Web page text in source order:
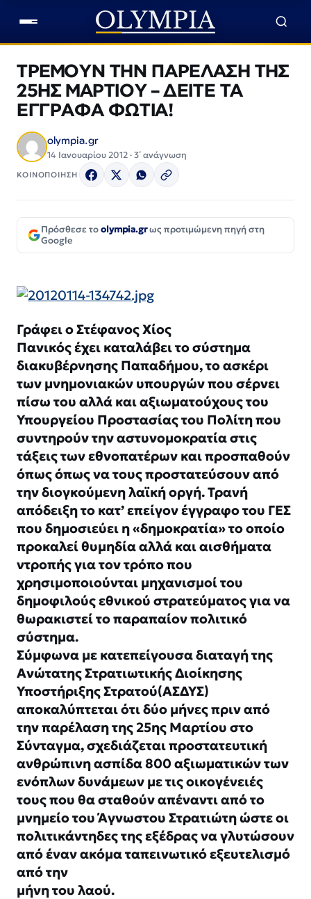
ΤΡΕΜΟΥΝ ΤΗΝ ΠΑΡΕΛΑΣΗ ΤΗΣ
25ΗΣ ΜΑΡΤΙΟΥ – ΔΕΙΤΕ ΤΑ
ΕΓΓΡΑΦΑ ΦΩΤΙΑ!
olympia.gr
14 Ιανουαρίου 2012 · 3΄ ανάγνωση
ΚΟΙΝΟΠΟΙΗΣΗ
Πρόσθεσε τοolympia.grως προτιμώμενη πηγή στη
Google
Γράφει ο Στέφανος Χίος
Πανικός έχει καταλάβει το σύστημα
διακυβέρνησης Παπαδήμου, το ασκέρι
των μνημονιακών υπουργών που σέρνει
πίσω του αλλά και αξιωματούχους του
Υπουργείου Προστασίας του Πολίτη που
συντηρούν την αστυνομοκρατία στις
τάξεις των εθνοπατέρων και προσπαθούν
όπως όπως να τους προστατεύσουν από
την διογκούμενη λαϊκή οργή. Τρανή
απόδειξη το κατ’ επείγον έγγραφο του ΓΕΣ
που δημοσιεύει η «δημοκρατία» το οποίο
προκαλεί θυμηδία αλλά και αισθήματα
ντροπής για τον τρόπο που
χρησιμοποιούνται μηχανισμοί του
δημοφιλούς εθνικού στρατεύματος για να
θωρακιστεί το παραπαίον πολιτικό
σύστημα.
Σύμφωνα με κατεπείγουσα διαταγή της
Ανώτατης Στρατιωτικής Διοίκησης
Υποστήριξης Στρατού(ΑΣΔΥΣ)
αποκαλύπτεται ότι δύο μήνες πριν από
την παρέλαση της 25ης Μαρτίου στο
Σύνταγμα, σχεδιάζεται προστατευτική
ανθρώπινη ασπίδα 800 αξιωματικών των
ενόπλων δυνάμεων με τις οικογένειές
τους που θα σταθούν απέναντι από το
μνημείο του Άγνωστου Στρατιώτη ώστε οι
πολιτικάντηδες της εξέδρας να γλυτώσουν
από έναν ακόμα ταπεινωτικό εξευτελισμό
από την
μήνη του λαού.